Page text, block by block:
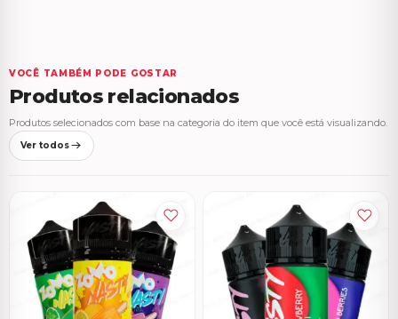
VOCÊ TAMBÉM PODE GOSTAR
Produtos relacionados
Produtos selecionados com base na categoria do item que você está visualizando.
Ver todos